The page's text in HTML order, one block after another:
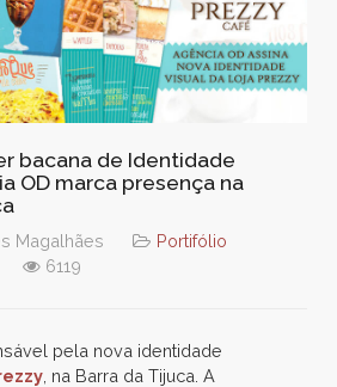
bacana de Identidade
OD marca presença na
Magalhães
Portifólio
6119
pela nova identidade
, na Barra da Tijuca. A